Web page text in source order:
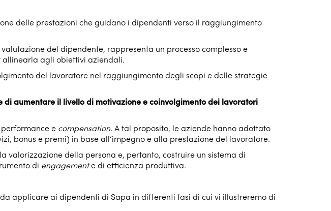
delle prestazioni che guidano i dipendenti verso il raggiungimento
del dipendente, rappresenta un processo complesso e
allinearla agli obiettivi aziendali.
del lavoratore nel raggiungimento degli scopi e delle strategie
di aumentare il livello di motivazione e coinvolgimento dei lavoratori
e compensation. A tal proposito, le aziende hanno adottato
bonus e premi) in base all’impegno e alla prestazione del lavoratore.
della persona e, pertanto, costruire un sistema di
di engagemente di efficienza produttiva.
applicare ai dipendenti di Sapa in differenti fasi di cui vi illustreremo di